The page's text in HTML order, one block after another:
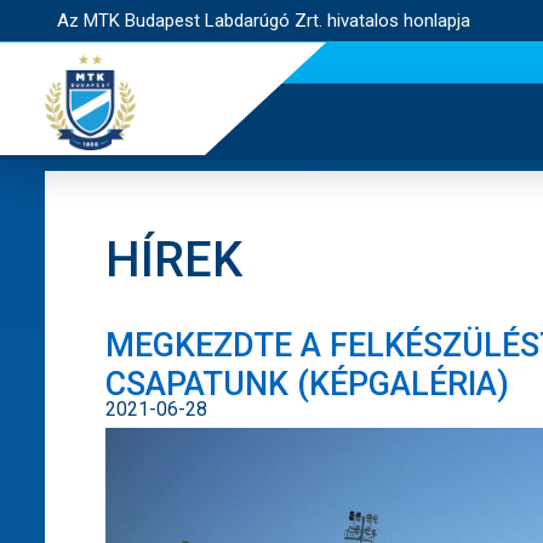
Az MTK Budapest Labdarúgó Zrt. hivatalos honlapja
HÍREK
MEGKEZDTE A
CSAPATUNK (KÉPGALÉRIA)
2021-06-28